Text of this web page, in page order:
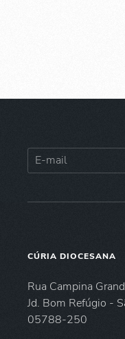
CÚRIA DIOCESANA
Rua Campina
Jd. Bom Refúgio -
05788-250